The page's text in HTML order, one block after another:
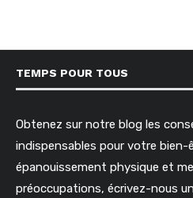
TEMPS POUR TOUS
Obtenez sur notre blog les
indispensables pour votre
épanouissement physique et
préoccupations, écrivez-nous